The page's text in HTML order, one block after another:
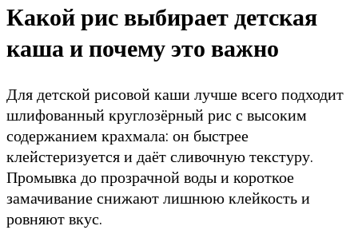
Какой рис выбирает детская
каша и почему это важно
Для детской рисовой каши лучше всего подходит
шлифованный круглозёрный рис с высоким
содержанием крахмала: он быстрее
клейстеризуется и даёт сливочную текстуру.
Промывка до прозрачной воды и короткое
замачивание снижают лишнюю клейкость и
ровняют вкус.